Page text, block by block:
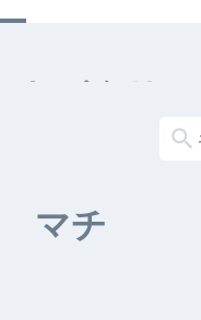
キガタリ
マチ